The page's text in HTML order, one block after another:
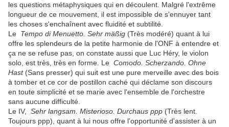
les questions métaphysiques qui en découlent. Malgré l'extrême
longueur de ce mouvement, il est impossible de s'ennuyer tant
les choses s'enchaînent avec fluidité et subtilité.
Le Tempo di Menuetto. Sehr mäßig (Très modéré) quant à lui
offre les splendeurs de la petite harmonie de l'ONF à entendre et
ça ne se refuse pas, on constate aussi que Luc Héry, le violon
solo, est très, très en forme. Le Comodo. Scherzando. Ohne
Hast(Sans presser) qui suit est une pure merveille avec des bois
à tomber et ce cor de postillon caché qui déclame son discours
en toute simplicité et se marie avec l'ensemble de l'orchestre
sans aucune difficulté.
Le IV, Sehr langsam. Misterioso. Durchaus ppp (Très lent.
Toujours ppp), quant à lui nous offre l'opportunité d'assister à un